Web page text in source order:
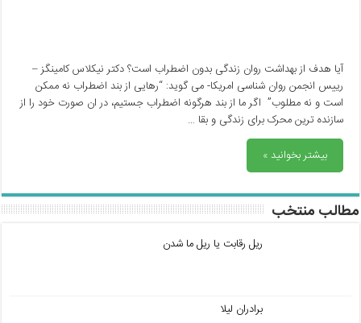
آیا هدف از بهداشت روان زندگی بدون اضطراب است؟ دکتر نیکلاس کامینگز –
رییس انجمن روان شناسی امریکا- می گوید: “رهایی از بند اضطراب نه ممکن
است و نه مطلوب” اگر ما از بند هرگونه اضطراب جستیم، در ان صورت خود را از
سازنده ترین محرک برای زندگی و بقا …
بیشتر بخوانید »
مطالب منتخب
ریل رقابت یا ریل ما شدن
برادران لیلا